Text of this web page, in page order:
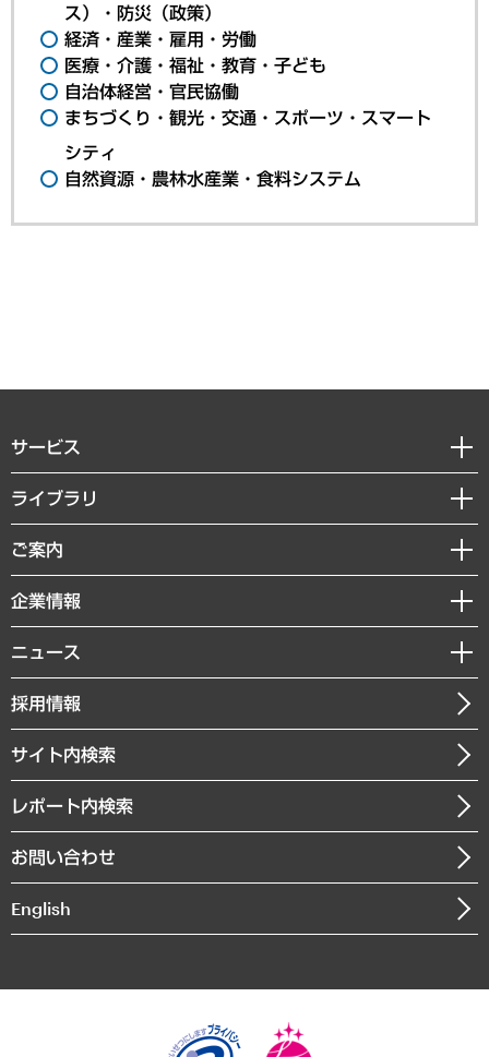
ス）・防災（政策）
経済・産業・雇用・労働
医療・介護・福祉・教育・子ども
自治体経営・官民協働
まちづくり・観光・交通・スポーツ・スマート
シティ
自然資源・農林水産業・食料システム
サービス
経営戦略
組織・人事戦略
デジタルイノベーション
共生・ダイバーシティ
GRC（ガバナンス・リスク・コンプライアンス）・防災（政策）
経済・産業・雇用・労働
まちづくり・観光・交通・スポーツ・スマートシティ
自然資源・農林水産業・食料システム
ライブラリ
経済調査
レポート
コラム
経営用語集
受託・受注実績（官公庁関連）
メディア掲載・出演
ご案内
セミナー・イベント情報
MUFGビジネスセミナー
受託案件情報
企業情報
私たちの想い
社長メッセージ
会社概要
沿革
組織図・本部部室紹介
インドネシア現地法人
個人情報保護方針
ニュース
ニュースリリース
お知らせ
採用情報
サイト内検索
レポート内検索
お問い合わせ
English